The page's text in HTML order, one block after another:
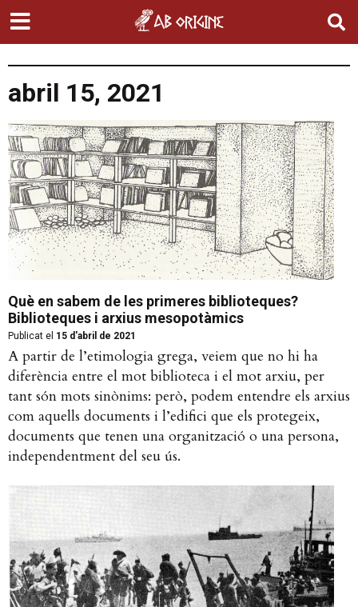
abril 15, 2021
Què en sabem de les primeres biblioteques?
Biblioteques i arxius mesopotàmics
Publicat el 15 d'abril de 2021
A partir de l’etimologia grega, veiem que no hi ha
diferència entre el mot biblioteca i el mot arxiu, per
tant són mots sinònims: però, podem entendre els arxius
com aquells documents i l’edifici que els protegeix,
documents que tenen una organització o una persona,
independentment del seu ús.